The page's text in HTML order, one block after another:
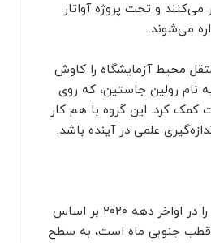
و تحت پروژه آواتار
می‌شوند.
محیط آزمایشگاه را کاوش
نام رولین جاستین، که روی
کمک کرد. این گروه با هم کار
علمی در آینده باشد.
آژانس فضایی اروپا تحت برنامه آرتمیس به رهبری ناسا کار می‌کند تا فضانوردان را در اواخر دهه ۲۰۲۰ بر اساس
قطب جنوبی ماه است، به سطح